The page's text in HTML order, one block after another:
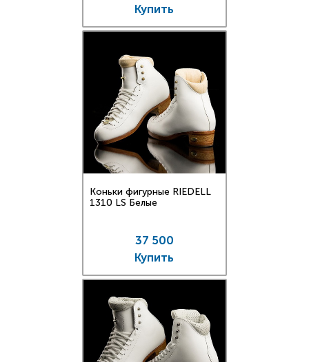
Купить
Коньки фигурные RIEDELL
1310 LS Белые
37 500
Купить